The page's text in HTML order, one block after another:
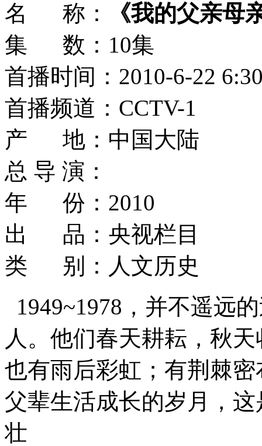
名 称：
《我的父亲母
集 数：10集
首播时间：2010-6-22
首播频道：CCTV-1
产 地：中国大陆
总 导 演：
年 份：2010
出 品：央视栏目
类 别：人文历史
1949~1978，并不遥远
人。他们春天耕耘，秋
也有雨后彩虹；有荆棘
父辈生活成长的岁月，
壮